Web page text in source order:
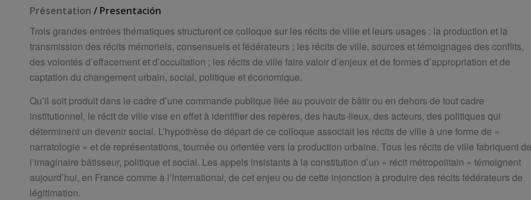
Présentation / Presentación
Trois grandes entrées thématiques structurent ce colloque sur les récits de ville et leurs usages : la production et la
transmission des récits mémoriels, consensuels et fédérateurs ; les récits de ville, sources et témoignages des conflits,
des volontés d’effacement et d’occultation ; les récits de ville faire valoir d’enjeux et de formes d’appropriation et de
captation du changement urbain, social, politique et économique.
Qu’il soit produit dans le cadre d’une commande publique liée au pouvoir de bâtir ou en dehors de tout cadre
institutionnel, le récit de ville vise en effet à identifier des repères, des hauts-lieux, des acteurs, des politiques qui
déterminent un devenir social. L’hypothèse de départ de ce colloque associait les récits de ville à une forme de «
narratologie » et de représentations, tournée ou orientée vers la production urbaine. Tous les récits de ville fabriquent de
l’imaginaire bâtisseur, politique et social. Les appels insistants à la constitution d’un « récit métropolitain » témoignent
aujourd’hui, en France comme à l’international, de cet enjeu ou de cette injonction à produire des récits fédérateurs de
légitimation.